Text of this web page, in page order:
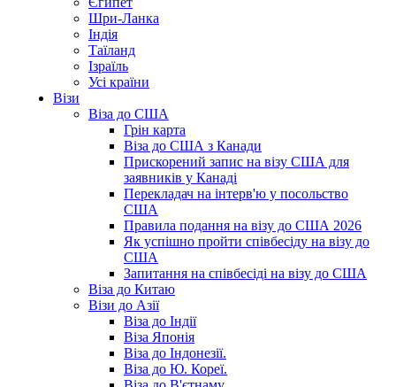
Шри-Ланка
Індія
Таїланд
Ізраїль
Усі країни
Візи
Віза до США
Грін карта
Віза до США з Канади
Прискорений запис на візу США для
заявників у Канаді
Перекладач на інтерв'ю у посольство
США
Правила подання на візу до США 2026
Як успішно пройти співбесіду на візу до
США
Запитання на співбесіді на візу до США
Віза до Китаю
Візи до Азії
Віза до Індії
Віза Японія
Віза до Індонезії.
Віза до Ю. Кореї.